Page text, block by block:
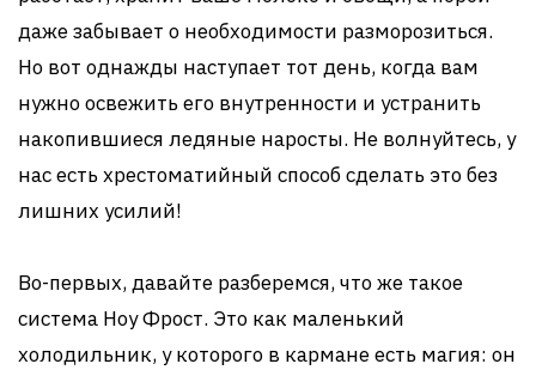
даже забывает о необходимости разморозиться.
Но вот однажды наступает тот день, когда вам
нужно освежить его внутренности и устранить
накопившиеся ледяные наросты. Не волнуйтесь, у
нас есть хрестоматийный способ сделать это без
лишних усилий!
Во-первых, давайте разберемся, что же такое
система Ноу Фрост. Это как маленький
холодильник, у которого в кармане есть магия: он